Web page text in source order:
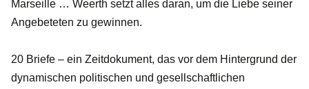
Marseille … Weerth setzt alles daran, um die Liebe seiner
Angebeteten zu gewinnen.
20 Briefe – ein Zeitdokument, das vor dem Hintergrund der
dynamischen politischen und gesellschaftlichen